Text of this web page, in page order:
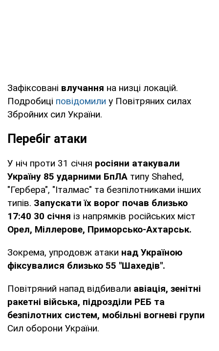
Зафіксовані влучання на низці локацій.
Подробиці повідомили у Повітряних силах
Збройних сил України.
Перебіг атаки
У ніч проти 31 січня росіяни атакували
Україну 85 ударними БпЛА типу Shahed,
"Гербера", "Італмас" та безпілотниками інших
типів. Запускати їх ворог почав близько
17:40 30 січня із напрямків російських міст
Орел, Міллерове, Приморсько-Ахтарськ.
Зокрема, упродовж атаки над Україною
фіксувалися близько 55 "Шахедів".
Повітряний напад відбивали авіація, зенітні
ракетні війська, підрозділи РЕБ та
безпілотних систем, мобільні вогневі групи
Сил оборони України.